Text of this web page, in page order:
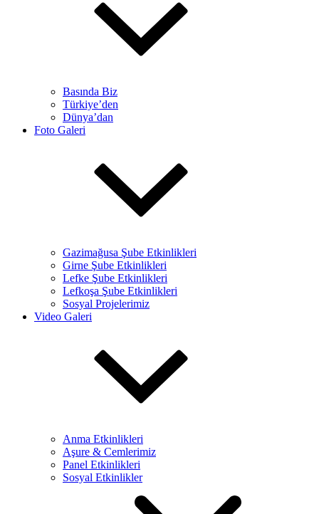
Basında Biz
Türkiye’den
Dünya’dan
Foto Galeri
Gazimağusa Şube Etkinlikleri
Girne Şube Etkinlikleri
Lefke Şube Etkinlikleri
Lefkoşa Şube Etkinlikleri
Sosyal Projelerimiz
Video Galeri
Anma Etkinlikleri
Aşure & Cemlerimiz
Panel Etkinlikleri
Sosyal Etkinlikler